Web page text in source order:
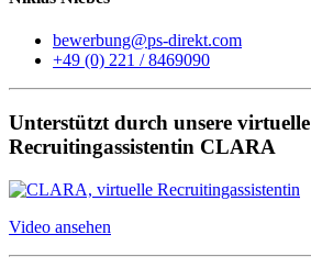
bewerbung@ps-direkt.com
+49 (0) 221 / 8469090
Unterstützt durch unsere virtuelle
Recruitingassistentin CLARA
Video ansehen